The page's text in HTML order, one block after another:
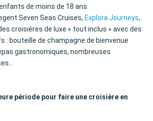
de moins de 18 ans.
Seven Seas Cruises, Explora Journeys,
croisières de luxe « tout inclus » avec des
: bouteille de champagne de bienvenue
gastronomiques, nombreuses
période pour faire une croisière en